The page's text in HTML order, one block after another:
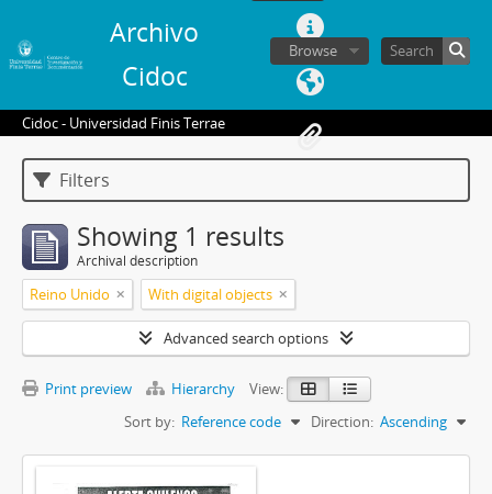
Archivo
Cidoc
Browse
Cidoc - Universidad Finis Terrae
Filters
Showing 1 results
Archival description
Reino Unido With digital objects
Advanced search options
Print preview Hierarchy
View:
Sort by: Reference code Direction: Ascending